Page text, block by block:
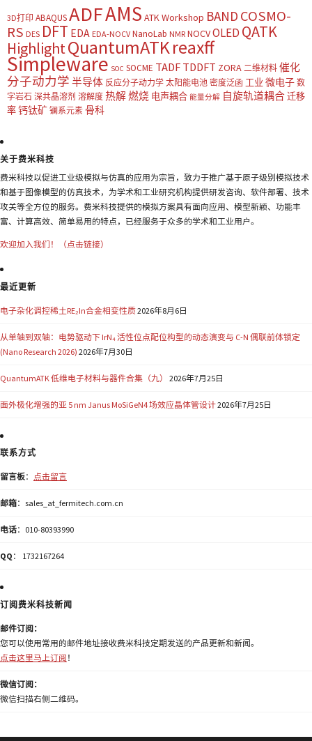
3D打印 ABAQUSADFAMS ATK Workshop BAND COSMO-
RS DES DFT EDA EDA-NOCV NanoLab NMR NOCVOLED QATK
HighlightQuantumATKreaxff
Simpleware SOC SOCME TADF TDDFT ZORA 二维材料 催化
分子动力学 半导体 反应分子动力学 太阳能电池 密度泛函 工业微电子 数
字岩石 深共晶溶剂 溶解度 热解燃烧 电声耦合 能量分解 自旋轨道耦合迁移
率钙钛矿 镧系元素 骨科
关于费米科技
费米科技以促进工业级模拟与仿真的应用为宗旨，致力于推广基于原子级别模拟技术
和基于图像模型的仿真技术，为学术和工业研究机构提供研发咨询、软件部署、技术
攻关等全方位的服务。费米科技提供的模拟方案具有面向应用、模型新颖、功能丰
富、计算高效、简单易用的特点，已经服务于众多的学术和工业用户。
欢迎加入我们！（点击链接）
最近更新
电子杂化调控稀土RE₂In合金相变性质2026年8月6日
从单轴到双轴：电势驱动下 IrN₄ 活性位点配位构型的动态演变与 C-N 偶联前体锁定
(Nano Research 2026) 2026年7月30日
QuantumATK 低维电子材料与器件合集（九） 2026年7月25日
面外极化增强的亚 5 nm Janus MoSiGeN4 场效应晶体管设计2026年7月25日
联系方式
留言板： 点击留言
邮箱：sales_at_fermitech.com.cn
电话：010-80393990
QQ ： 1732167264
订阅费米科技新闻
邮件订阅：
您可以使用常用的邮件地址接收费米科技定期发送的产品更新和新闻。
点击这里马上订阅 ！
微信订阅：
微信扫描右侧二维码。